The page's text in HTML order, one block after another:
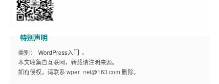
类别： WordPress入门 、
本文收集自互联网，转载请注明来源。
如有侵权，请联系 wper_net@163.com 删除。